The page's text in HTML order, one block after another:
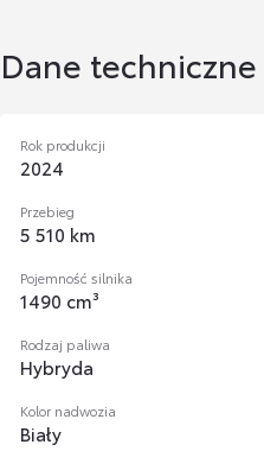
Dane techniczne
Rok produkcji
2024
Przebieg
5 510 km
Pojemność silnika
1490 cm³
Rodzaj paliwa
Hybryda
Kolor nadwozia
Biały